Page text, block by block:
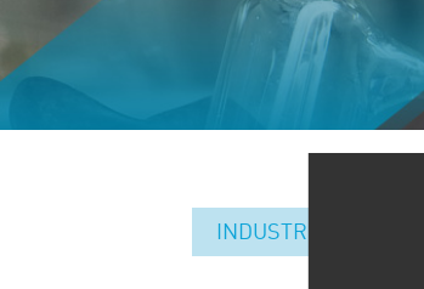
INDUSTRIE DU FUTUR